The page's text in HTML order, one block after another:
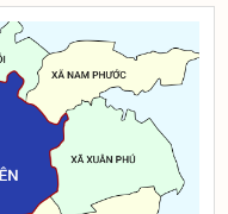
dân đủ điều kiện để cấp
tượng đề nghị công
theo Nghị định
tượng đề nghị công
theo Nghị định